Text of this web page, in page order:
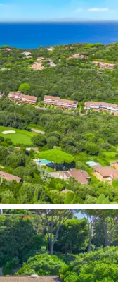
위치한별채도
전망을 감상할
더블 침실, 샤워
나 서비스 직원
징 중 하나입
휴식을 위한 이
, 고목 참나무와
이 빌라를 감싸
만들어냅니다.
은해안선의 탁
아름다운 전망
지붕이 있는 주